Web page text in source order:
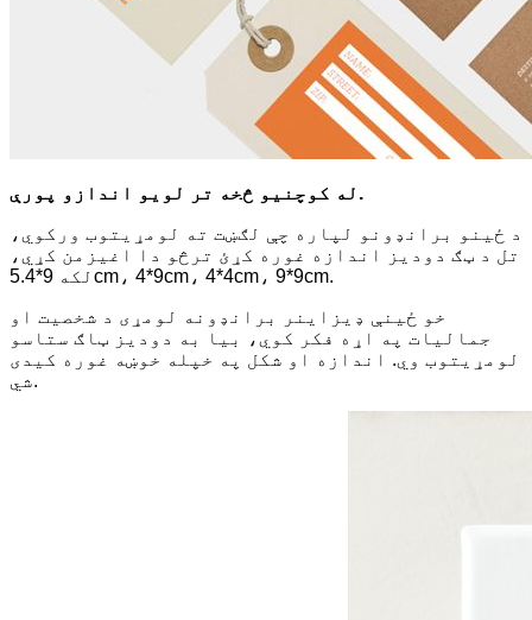
له کوچنیو څخه تر لویو اندازو پورې.
د ځینو برانډونو لپاره چې لګښت ته لومړیتوب ورکوي،
تل د ټګ دودیز اندازه غوره کړئ ترڅو دا اغیزمن کړي،
لکه 9*5.4cm، 4*9cm، 4*4cm، 9*9cm.
خو ځینې ډیزاینر برانډونه لومړی د شخصیت او
جمالیات په اړه فکر کوي، بیا به دودیز ټاګ ستاسو
لومړیتوب وي. اندازه او شکل په خپله خوښه غوره کیدی
شي.